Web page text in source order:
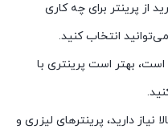
از پرینتر برای چه کاری
انتخاب کنید.
بهتر است پرینتری با
نیاز دارید، پرینترهای لیزری و